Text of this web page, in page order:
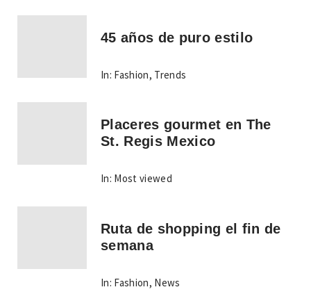
45 años de puro estilo
In: Fashion, Trends
Placeres gourmet en The
St. Regis Mexico
In: Most viewed
Ruta de shopping el fin de
semana
In: Fashion, News